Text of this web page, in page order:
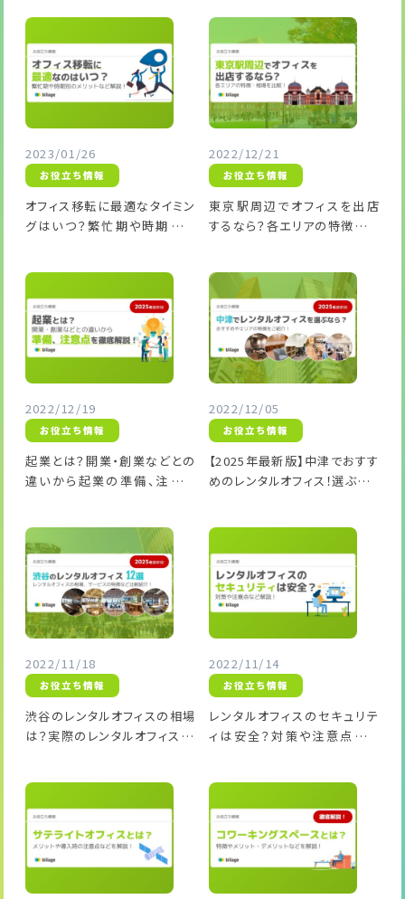
2023/01/26
お役立ち情報
オフィス移転に最適なタイミン
グはいつ？繁忙期や時期別の
2022/12/21
お役立ち情報
東京駅周辺でオフィスを出店
するなら？各エリアの特徴や相
2022/12/19
お役立ち情報
起業とは？開業・創業などとの
違いから起業の準備、注意点
2022/12/05
お役立ち情報
【2025年最新版】中津でおすす
めのレンタルオフィス！選ぶとき
2022/11/18
お役立ち情報
渋谷のレンタルオフィスの相場
は？実際のレンタルオフィス12
2022/11/14
お役立ち情報
レンタルオフィスのセキュリテ
ィは安全？対策や注意点など